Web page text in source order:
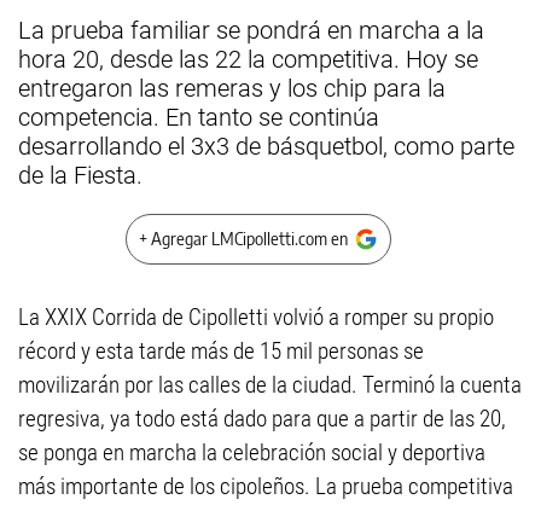
La prueba familiar se pondrá en marcha a la
hora 20, desde las 22 la competitiva. Hoy se
entregaron las remeras y los chip para la
competencia. En tanto se continúa
desarrollando el 3x3 de básquetbol, como parte
de la Fiesta.
+ Agregar LMCipolletti.com en
La XXIX Corrida de Cipolletti volvió a romper su propio
récord y esta tarde más de 15 mil personas se
movilizarán por las calles de la ciudad. Terminó la cuenta
regresiva, ya todo está dado para que a partir de las 20,
se ponga en marcha la celebración social y deportiva
más importante de los cipoleños. La prueba competitiva